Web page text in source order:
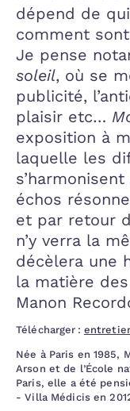
dépend de
comment
Je pense
soleil, où se
publicité,
plaisir etc…
exposition à
laquelle les
échos
et par retour
n’y verra la
décèlera une
la matière
Manon
Télécharger :
Née à Paris en 1985,
Arson et de l’École
Paris, elle a été
- Villa Médicis en